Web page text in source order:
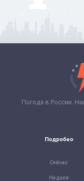
Погода в России.
Подробно
Сейчас
Неделя